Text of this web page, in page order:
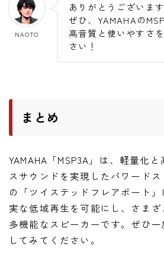
NAOTO
ありがとうございま
ぜひ、YAMAHAの
高音質と使いやすさ
さい！
まとめ
YAMAHA「MSP3A」は、軽量化
スサウンドを実現したパワード
の「ツイステッドフレアポート
実な低域再生を可能にし、さま
多機能なスピーカーです。ぜひ
してみてください。